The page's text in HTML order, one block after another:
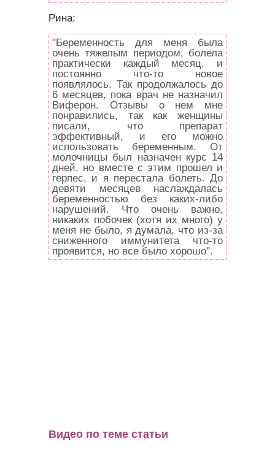
Рина:
"Беременность для меня была
очень тяжелым периодом, болела
практически каждый месяц, и
постоянно что-то новое
появлялось. Так продолжалось до
6 месяцев, пока врач не назначил
Виферон. Отзывы о нем мне
понравились, так как женщины
писали, что препарат
эффективный, и его можно
использовать беременным. От
молочницы был назначен курс 14
дней, но вместе с этим прошел и
герпес, и я перестала болеть. До
девяти месяцев наслаждалась
беременностью без каких-либо
нарушений. Что очень важно,
никаких побочек (хотя их много) у
меня не было, я думала, что из-за
сниженного иммунитета что-то
проявится, но все было хорошо".
Видео по теме статьи